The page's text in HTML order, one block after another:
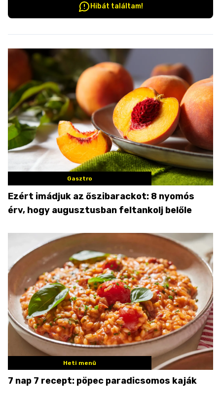
Hibát találtam!
Gasztro
Ezért imádjuk az őszibarackot: 8 nyomós
érv, hogy augusztusban feltankolj belőle
Heti menü
7 nap 7 recept: pöpec paradicsomos kaják